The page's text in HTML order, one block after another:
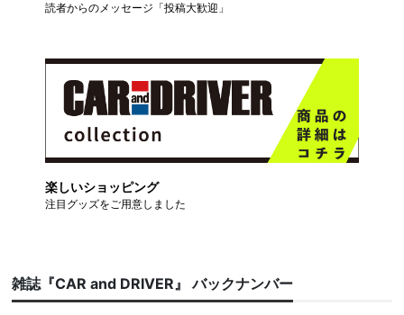
読者からのメッセージ「投稿大歓迎」
楽しいショッピング
注目グッズをご用意しました
雑誌『CAR and DRIVER』 バックナンバー